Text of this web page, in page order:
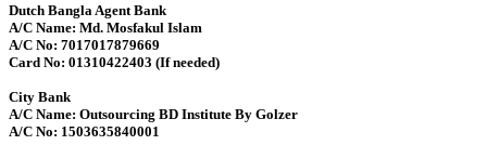
Dutch Bangla Agent Bank
A/C Name: Md. Mosfakul Islam
A/C No: 7017017879669
Card No: 01310422403 (If needed)
City Bank
A/C Name: Outsourcing BD Institute By Golzer
A/C No: 1503635840001